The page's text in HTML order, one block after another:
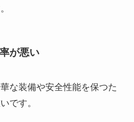
が悪い
な装備や安全性能を保つた
です。